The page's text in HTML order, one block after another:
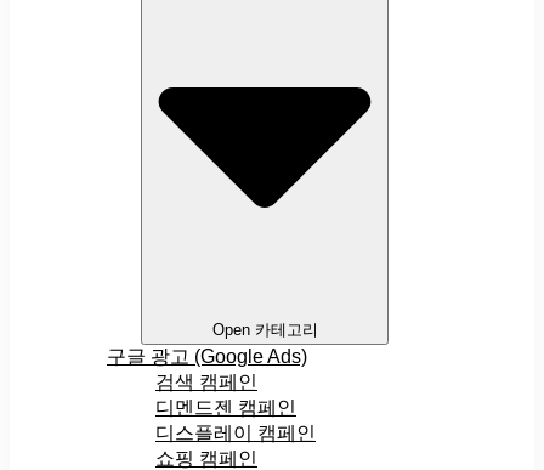
Open 카테고리
구글 광고 (Google Ads)
검색 캠페인
디멘드젠 캠페인
디스플레이 캠페인
쇼핑 캠페인